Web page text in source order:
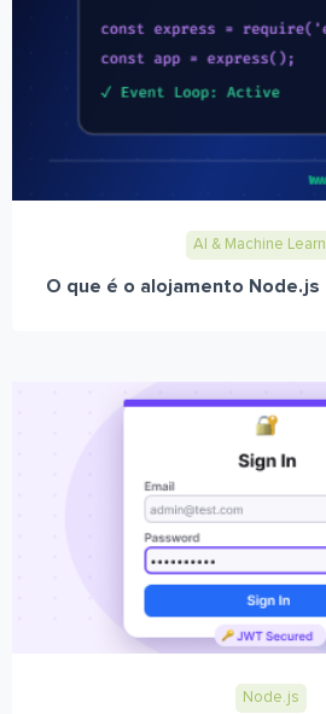
AI & Machine
O que é o alojamento Node.js
Node.js